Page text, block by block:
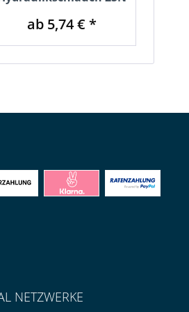
ab 5,74 € *
NETZWERKE